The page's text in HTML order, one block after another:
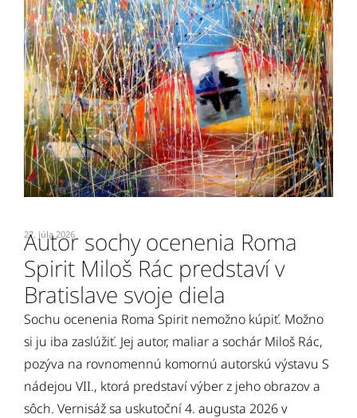
27. júla 2026
Autor sochy ocenenia Roma
Spirit Miloš Rác predstaví v
Bratislave svoje diela
Sochu ocenenia Roma Spirit nemožno kúpiť. Možno
si ju iba zaslúžiť. Jej autor, maliar a sochár Miloš Rác,
pozýva na rovnomennú komornú autorskú výstavu S
nádejou VII., ktorá predstaví výber z jeho obrazov a
sôch. Vernisáž sa uskutoční 4. augusta 2026 v